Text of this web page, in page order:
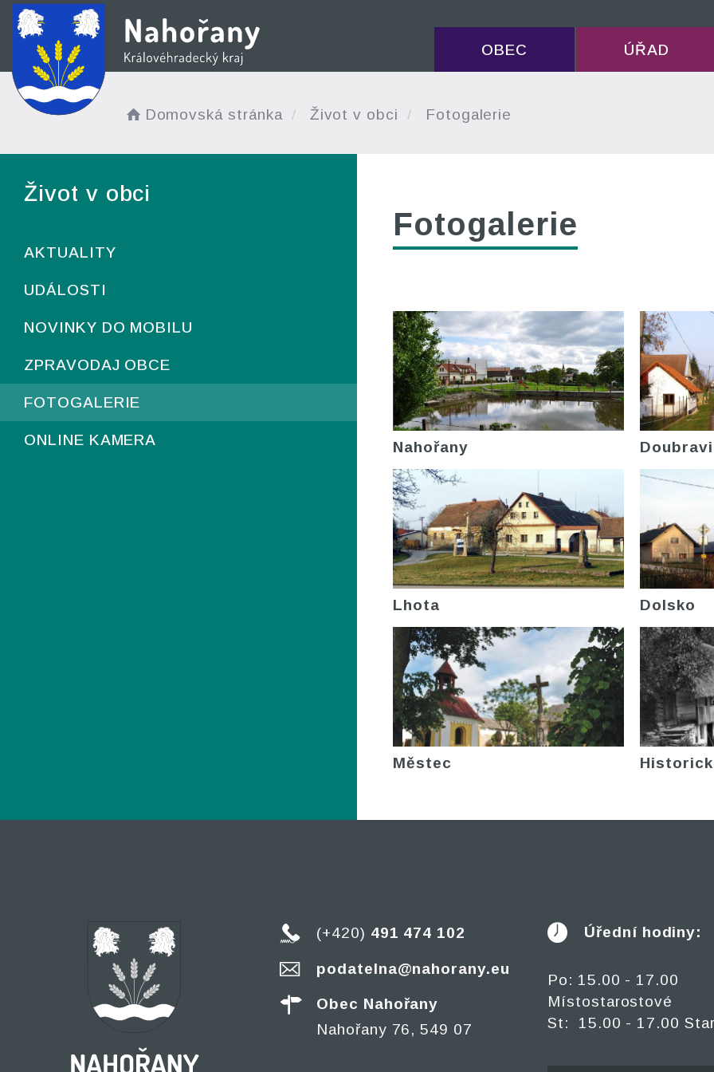
OBEC ÚŘAD
Domovská stránka Život v obci Fotogalerie
Život v obci
AKTUALITY
UDÁLOSTI
NOVINKY DO MOBILU
ZPRAVODAJ OBCE
FOTOGALERIE
ONLINE KAMERA
Fotogalerie
Nahořany
Lhota Dolsko
Městec
(+420) 491 474 102
podatelna@nahorany.eu
Obec Nahořany
Nahořany 76, 549 07
Úřední hodiny:
Po: 15.00 - 17.00
Místostarostové
St: 15.00 - 17.00